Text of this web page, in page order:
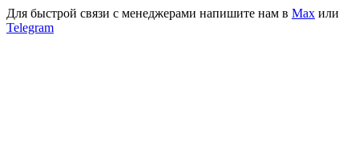
Для быстрой связи с менеджерами напишите нам в Мах или
Telegram